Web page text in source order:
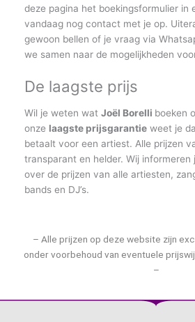
deze pagina het boekingsformulier in
vandaag nog contact met je op.
gewoon bellen of je vraag via
we samen naar de mogelijkheden
De laagste prijs
Wil je weten wat Joël Borelli boeken
onze laagste prijsgarantie weet je
betaalt voor een artiest. Alle prijzen
transparant en helder. Wij informeren
over de prijzen van alle artiesten,
bands en DJ’s.
– Alle prijzen op deze website zijn
onder voorbehoud van eventuele
–